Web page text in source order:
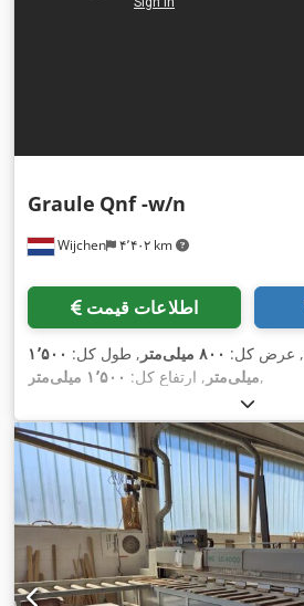
Wijchen ۴٬۴۰۲ km
Graule Qnf -w/n
اطلاعات قیمت
, عرض کل: ۸۰۰ میلی‌متر , طول کل: ۱٬۵۰۰
میلی‌متر , ارتفاع کل: ۱٬۵۰۰ میلی‌متر ,